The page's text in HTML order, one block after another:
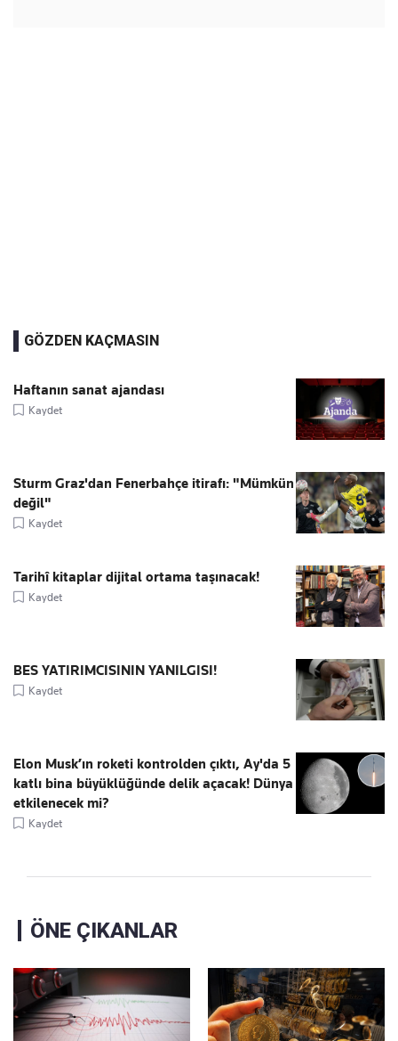
GÖZDEN KAÇMASIN
Haftanın sanat ajandası
Kaydet
Sturm Graz'dan Fenerbahçe itirafı: "Mümkün
değil"
Kaydet
Tarihî kitaplar dijital ortama taşınacak!
Kaydet
BES YATIRIMCISININ YANILGISI!
Kaydet
Elon Musk’ın roketi kontrolden çıktı, Ay'da 5
katlı bina büyüklüğünde delik açacak! Dünya
etkilenecek mi?
Kaydet
ÖNE ÇIKANLAR